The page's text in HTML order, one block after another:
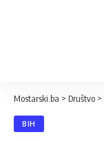
Mostarski.ba > Društvo >
BIH